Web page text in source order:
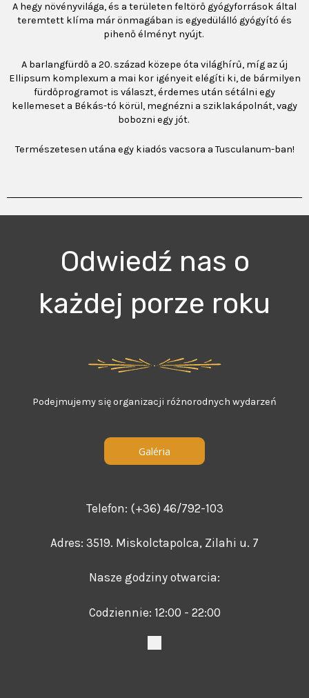
A hegy növényvilága, és a területen feltörő gyógyforrások által
teremtett klíma már önmagában is egyedülálló gyógyító és
pihenő élményt nyújt.
A barlangfürdő a 20. század közepe óta világhírű, míg az új
Ellipsum komplexum a mai kor igényeit elégíti ki, de bármilyen
fürdőprogramot is választ, érdemes után sétálni egy
kellemeset a Békás-tó körül, megnézni a sziklakápolnát, vagy
bobozni egy jót.
Természetesen utána egy kiadós vacsora a Tusculanum-ban!
Odwiedź nas o
każdej porze roku
Podejmujemy się organizacji różnorodnych wydarzeń
Galéria
Telefon: (+36) 46/792-103
Adres: 3519. Miskolctapolca, Zilahi u. 7
Nasze godziny otwarcia:
Codziennie: 12:00 - 22:00